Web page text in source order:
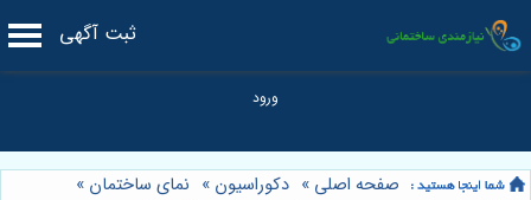
ثبت آگهی
صفحه اصلی » دکوراسیون » نمای ساختمان »